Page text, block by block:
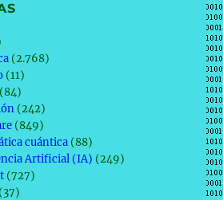
(2.768)
(11)
(84)
(242)
(849)
cuántica(88)
Artificial (IA) (249)
(727)
(37)